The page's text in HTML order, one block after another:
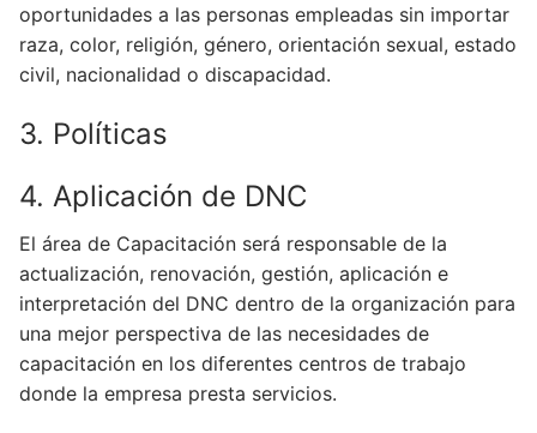
oportunidades a las personas empleadas sin importar
raza, color, religión, género, orientación sexual, estado
civil, nacionalidad o discapacidad.
3. Políticas
4. Aplicación de DNC
El área de Capacitación será responsable de la
actualización, renovación, gestión, aplicación e
interpretación del DNC dentro de la organización para
una mejor perspectiva de las necesidades de
capacitación en los diferentes centros de trabajo
donde la empresa presta servicios.